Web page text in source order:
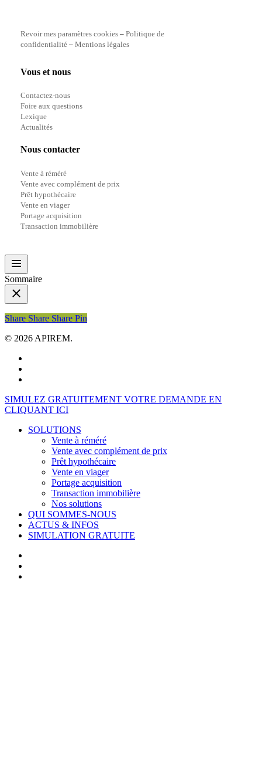
Revoir mes paramètres cookies– Politique de
confidentialité – Mentions légales
Vous et nous
Contactez-nous
Foire aux questions
Lexique
Actualités
Nous contacter
Vente à réméré
Vente avec complément de prix
Prêt hypothécaire
Vente en viager
Portage acquisition
Transaction immobilière
Sommaire
Share
Share Share Share Pin
© 2026 APIREM.
Close
Menu
SIMULEZ GRATUITEMENT VOTRE DEMANDE EN
CLIQUANT ICI
SOLUTIONS
Vente à réméré
Vente avec complément de prix
Prêt hypothécaire
Vente en viager
Portage acquisition
Transaction immobilière
Nos solutions
QUI SOMMES-NOUS
ACTUS & INFOS
SIMULATION GRATUITE